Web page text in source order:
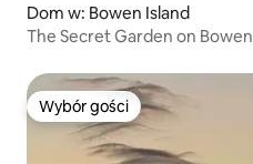
Dom w: Bowen Island
The Secret Garden on Bowen
Wybór gości
Wybór gości